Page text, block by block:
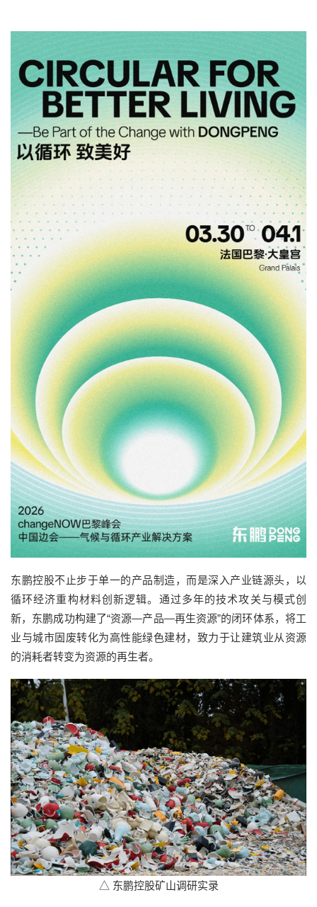
东鹏控股不止步于单一的产品制造，而是深入产业链源头， 以
循环经济重构材料创新逻辑。 通过多年的技术攻关与模式创
新，东鹏成功构建了“资源—产品—再生资源”的闭环体系，将工
业与城市固废转化为高性能绿色建材，致力于让建筑业从资源
的消耗者转变为资源的再生者。
△ 东鹏控股矿山调研实录